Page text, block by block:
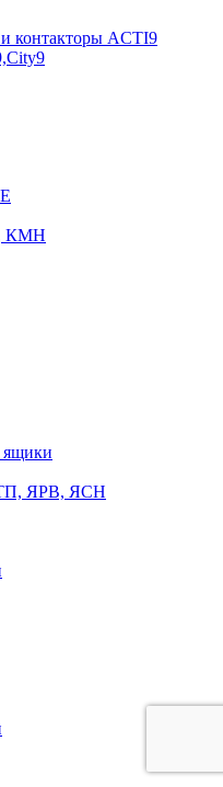
контакторы ACTI9
КМН
ящики
ЯРВ, ЯСН